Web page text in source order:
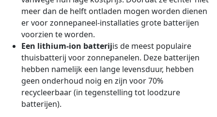
meer dan de helft ontladen mogen worden dienen
er voor zonnepaneel-installaties grote batterijen
voorzien te worden.
Een lithium-ion batterijis de meest populaire
thuisbatterij voor zonnepanelen. Deze batterijen
hebben namelijk een lange levensduur, hebben
geen onderhoud noig en zijn voor 70%
recycleerbaar (in tegenstelling tot loodzure
batterijen).